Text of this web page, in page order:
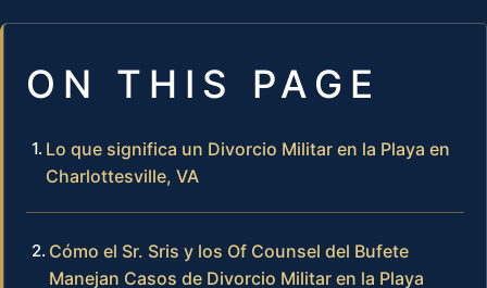
ON THIS PAGE
Lo que significa un Divorcio Militar en la Playa en
Charlottesville, VA
Cómo el Sr. Sris y los Of Counsel del Bufete
Manejan Casos de Divorcio Militar en la Playa